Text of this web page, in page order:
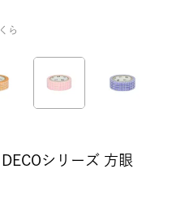
ら
シリーズ 方眼